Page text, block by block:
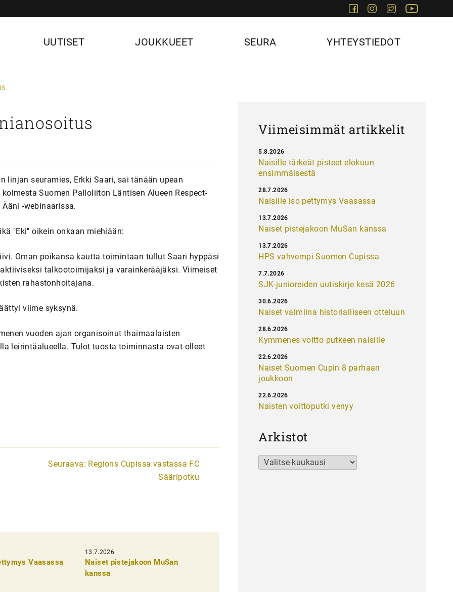
FacebookInstagram
Twitter
UUTISET JOUKKUEET SEURA YHTEYSTIEDOT
seuramies, Erkki Saari, sai tänään upean
Suomen Palloliiton Läntisen Alueen Respect-
-webinaarissa.
"Eki" oikein onkaan miehiään:
Oman poikansa kautta toimintaan tullut Saari hyppäsi
talkootoimijaksi ja varainkerääjäksi. Viimeiset
rahastonhoitajana.
viime syksynä.
vuoden ajan organisoinut thaimaalaisten
leirintäalueella. Tulot tuosta toiminnasta ovat olleet
Seuraava: Regions Cupissa vastassa FC
Sääripotku
Vaasassa
13.7.2026
Naiset pistejakoon MuSan
kanssa
Viimeisimmät artikkelit
Naisille tärkeät pisteet elokuun
ensimmäisestä
5.8.2026
Naisille iso pettymys Vaasassa
28.7.2026
Naiset pistejakoon MuSan kanssa
13.7.2026
HPS vahvempi Suomen Cupissa
13.7.2026
SJK-junioreiden uutiskirje kesä 2026
7.7.2026
Naiset valmiina historialliseen otteluun
30.6.2026
Kymmenes voitto putkeen naisille
28.6.2026
Naiset Suomen Cupin 8 parhaan
joukkoon
22.6.2026
Naisten voittoputki venyy
22.6.2026
Arkistot
Arkistot